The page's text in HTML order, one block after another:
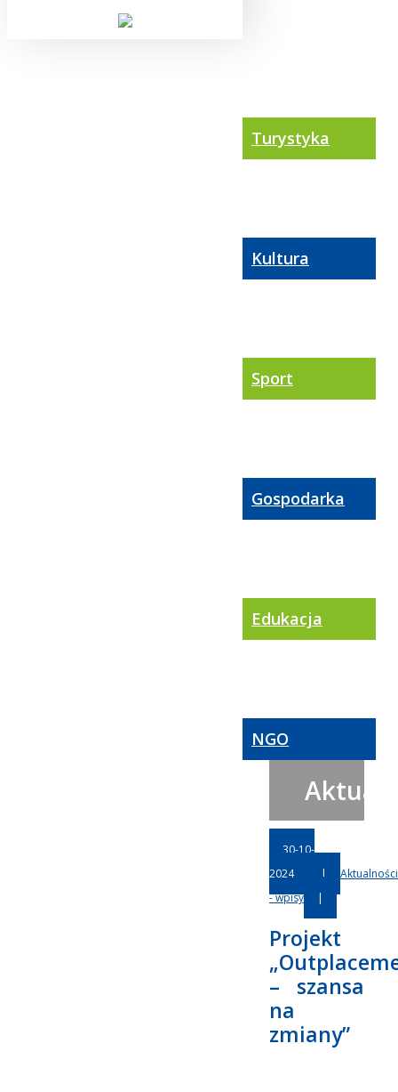
Turystyka
Kultura
Sport
Gospodarka
Edukacja
NGO
30-10-
2024
|
Aktualności
- wpisy
|
Projekt
– szansa
na
zmiany”